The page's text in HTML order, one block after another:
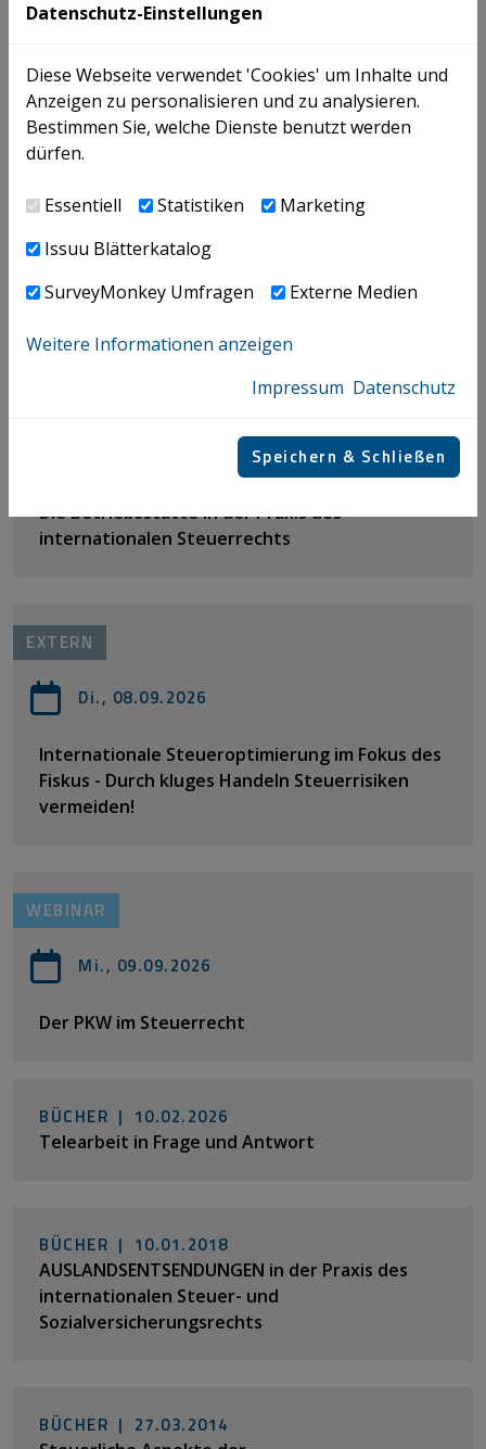
Besteuerung von Flugpersonal nach dem DBA
Malta VwGH setzt (vorläufigen) Schlusspunkt
NEWS |26.07.2026
LOHNABGABEN | Sachbezugsbesteuerung für
E-Autos ab 1.1.2027!
Seminare
Die Betriebsstätte in der Praxis des
internationalen Steuerrechts
EXTERN
Di., 08.09.2026
Internationale Steueroptimierung im Fokus des
Fiskus - Durch kluges Handeln Steuerrisiken
vermeiden!
WEBINAR
Mi., 09.09.2026
Der PKW im Steuerrecht
BÜCHER | 10.02.2026
Telearbeit in Frage und Antwort
BÜCHER | 10.01.2018
AUSLANDSENTSENDUNGEN in der Praxis des
internationalen Steuer- und
Sozialversicherungsrechts
BÜCHER | 27.03.2014
Datenschutz-Einstellungen
Diese Webseite verwendet 'Cookies' um Inhalte und
Anzeigen zu personalisieren und zu analysieren.
Bestimmen Sie, welche Dienste benutzt werden
dürfen.
Essentiell Statistiken
Marketing
Issuu Blätterkatalog
SurveyMonkey Umfragen
Externe Medien
Weitere Informationen anzeigen
Impressum Datenschutz
Speichern & Schließen